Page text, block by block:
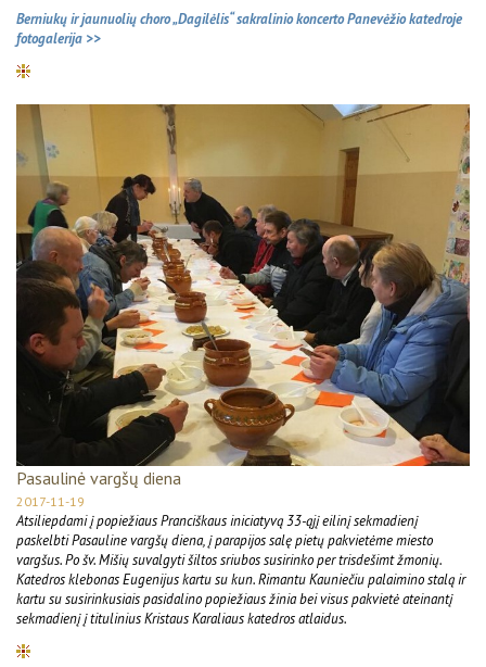
Berniukų ir jaunuolių choro „Dagilėlis“ sakralinio koncerto Panevėžio katedroje
fotogalerija >>
Pasaulinė vargšų diena
2017-11-19
Atsiliepdami į popiežiaus Pranciškaus iniciatyvą 33-ąjį eilinį sekmadienį
paskelbti Pasauline vargšų diena, į parapijos salę pietų pakvietėme miesto
vargšus. Po šv. Mišių suvalgyti šiltos sriubos susirinko per trisdešimt žmonių.
Katedros klebonas Eugenijus kartu su kun. Rimantu Kauniečiu palaimino stalą ir
kartu su susirinkusiais pasidalino popiežiaus žinia bei visus pakvietė ateinantį
sekmadienį į titulinius Kristaus Karaliaus katedros atlaidus.